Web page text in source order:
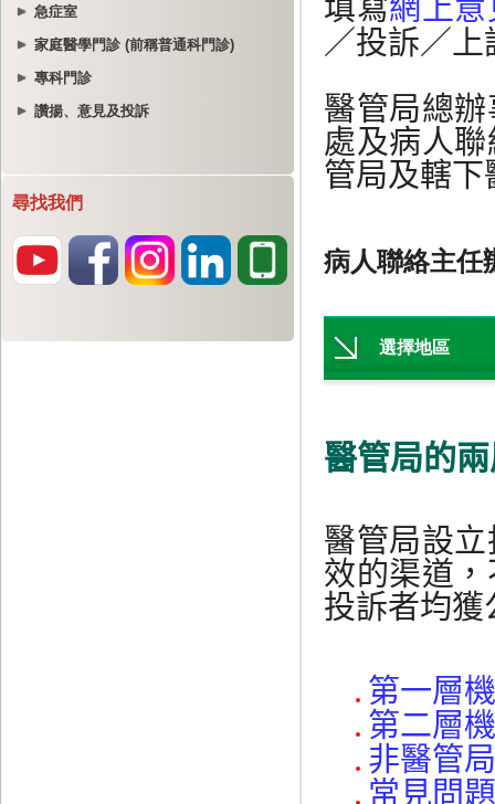
急症室
家庭醫學門診 (前稱普通科門診)
專科門診
讚揚、意見及投訴
尋找我們